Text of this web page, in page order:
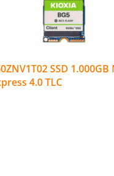
SSD 1.000GB
4.0 TLC